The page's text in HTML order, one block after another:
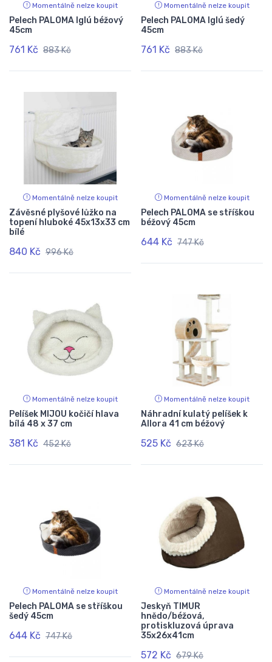
Momentálně nelze koupit
Pelech PALOMA Iglú béžový
45cm
761 Kč 883 Kč
Momentálně nelze koupit
Pelech PALOMA Iglú šedý
45cm
761 Kč 883 Kč
Momentálně nelze koupit
Závěsné plyšové lůžko na
topení hluboké 45x13x33 cm
bílé
840 Kč 996 Kč
Momentálně nelze koupit
Pelech PALOMA se stříškou
béžový 45cm
644 Kč 747 Kč
Momentálně nelze koupit
Pelíšek MIJOU kočičí hlava
bílá 48 x 37 cm
381 Kč 452 Kč
Momentálně nelze koupit
Náhradní kulatý pelíšek k
Allora 41 cm béžový
525 Kč 623 Kč
Momentálně nelze koupit
Pelech PALOMA se stříškou
šedý 45cm
644 Kč 747 Kč
Momentálně nelze koupit
Jeskyň TIMUR
hnědo/béžová,
protiskluzová úprava
35x26x41cm
572 Kč 679 Kč